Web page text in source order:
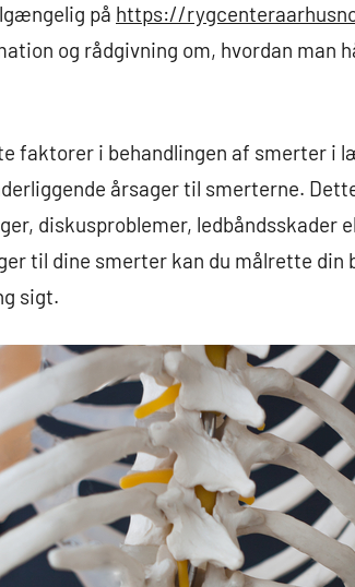
på https://
og rådgivning om, hvordan man
faktorer i behandlingen af smerter i
årsager til smerterne.
diskusproblemer, ledbåndsskader
til dine smerter kan du målrette din
sigt.